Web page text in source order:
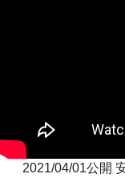
2021/04/01公開